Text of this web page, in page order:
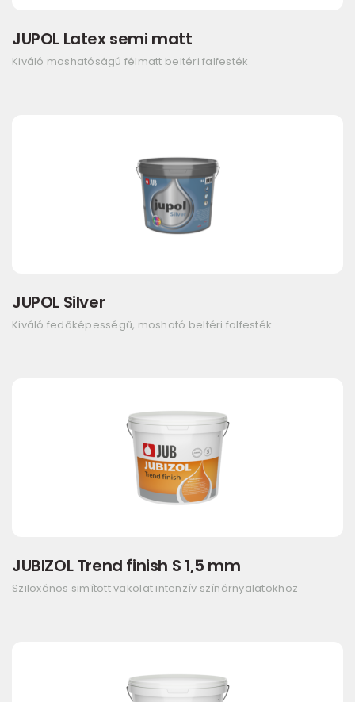
JUPOL Latex semi matt
Kiváló moshatóságú félmatt beltéri falfesték
JUPOL Silver
Kiváló fedőképességű, mosható beltéri falfesték
JUBIZOL Trend finish S 1,5 mm
Sziloxános simított vakolat intenzív színárnyalatokhoz